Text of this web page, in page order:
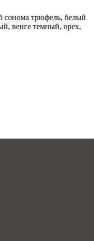
сонома трюфель, белый
венге темный, орех,